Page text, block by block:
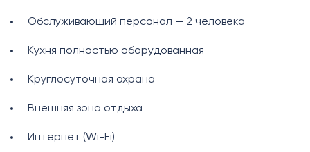
Обслуживающий персонал — 2 человека
Кухня полностью оборудованная
Круглосуточная охрана
Внешняя зона отдыха
Интернет (Wi-Fi)